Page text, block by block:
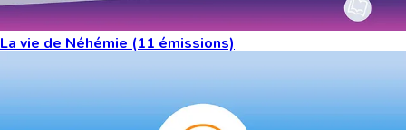
La vie de Néhémie (11 émissions)